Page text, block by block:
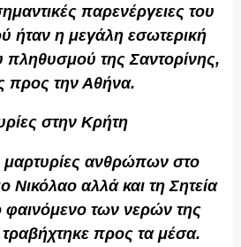
παρενέργειες του
ήταν η μεγάλη εσωτερική
πληθυσμού της Σαντορίνης,
προς την Αθήνα.
στην Κρήτη
μαρτυρίες ανθρώπων στο
Νικόλαο αλλά και τη Σητεία
φαινόμενο των νερών της
προς τα μέσα.